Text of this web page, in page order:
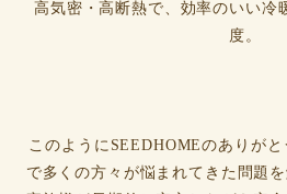
高気密・高断熱で、効率のいい冷
度。
このようにSEEDHOMEのありが
で多くの方々が悩まれてきた問題